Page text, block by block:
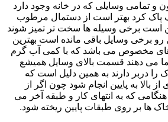
و تمامی وسایلی که در خانه وجود دارد
پاک کرد بهتر است از دستمال مرطوب
است برخی وسیله ها سخت تر تمیز شوند
رو برخی وسایل باقی مانده است بهترین
های مخصوص می باشد که با کمی آب گرم
می دهند قسمت بالای وسایل همیشع
را دربر دارند به همین دلیل است که
بالا به پایین انجام شود چون اگر از
که به انتهای کار و طبقه آخر می
بر روی طبقات پایین ریخته شود.